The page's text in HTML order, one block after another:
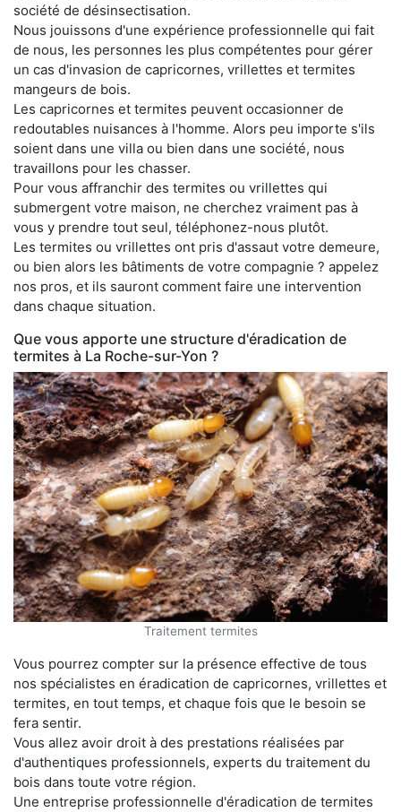
société de désinsectisation.
Nous jouissons d'une expérience professionnelle qui fait
de nous, les personnes les plus compétentes pour gérer
un cas d'invasion de capricornes, vrillettes et termites
mangeurs de bois.
Les capricornes et termites peuvent occasionner de
redoutables nuisances à l'homme. Alors peu importe s'ils
soient dans une villa ou bien dans une société, nous
travaillons pour les chasser.
Pour vous affranchir des termites ou vrillettes qui
submergent votre maison, ne cherchez vraiment pas à
vous y prendre tout seul, téléphonez-nous plutôt.
Les termites ou vrillettes ont pris d'assaut votre demeure,
ou bien alors les bâtiments de votre compagnie ? appelez
nos pros, et ils sauront comment faire une intervention
dans chaque situation.
Que vous apporte une structure d'éradication de
termites à La Roche-sur-Yon ?
Traitement termites
Vous pourrez compter sur la présence effective de tous
nos spécialistes en éradication de capricornes, vrillettes et
termites, en tout temps, et chaque fois que le besoin se
fera sentir.
Vous allez avoir droit à des prestations réalisées par
d'authentiques professionnels, experts du traitement du
bois dans toute votre région.
Une entreprise professionnelle d'éradication de termites